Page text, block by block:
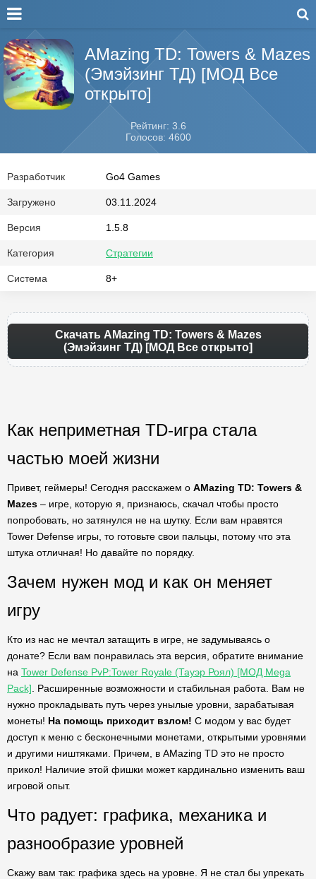
AMazing TD: Towers & Mazes
(Эмэйзинг ТД) [МОД Все
открыто]
Рейтинг: 3.6
Голосов: 4600
Разработчик Go4 Games
Загружено 03.11.2024
Версия 1.5.8
Категория Стратегии
Система 8+
Скачать AMazing TD: Towers & Mazes
(Эмэйзинг ТД) [МОД Все открыто]
Как неприметная TD-игра стала
частью моей жизни
Привет, геймеры! Сегодня расскажем о AMazing TD: Towers &
Mazes – игре, которую я, признаюсь, скачал чтобы просто
попробовать, но затянулся не на шутку. Если вам нравятся
Tower Defense игры, то готовьте свои пальцы, потому что эта
штука отличная! Но давайте по порядку.
Зачем нужен мод и как он меняет
игру
Кто из нас не мечтал затащить в игре, не задумываясь о
донате? Если вам понравилась эта версия, обратите внимание
на Tower Defense PvP:Tower Royale (Тауэр Роял) [МОД Mega
Pack] . Расширенные возможности и стабильная работа. Вам не
нужно прокладывать путь через унылые уровни, зарабатывая
монеты! На помощь приходит взлом! С модом у вас будет
доступ к меню с бесконечными монетами, открытыми уровнями
и другими ништяками. Причем, в AMazing TD это не просто
прикол! Наличие этой фишки может кардинально изменить ваш
игровой опыт.
Что радует: графика, механика и
разнообразие уровней
Скажу вам так: графика здесь на уровне. Я не стал бы упрекать